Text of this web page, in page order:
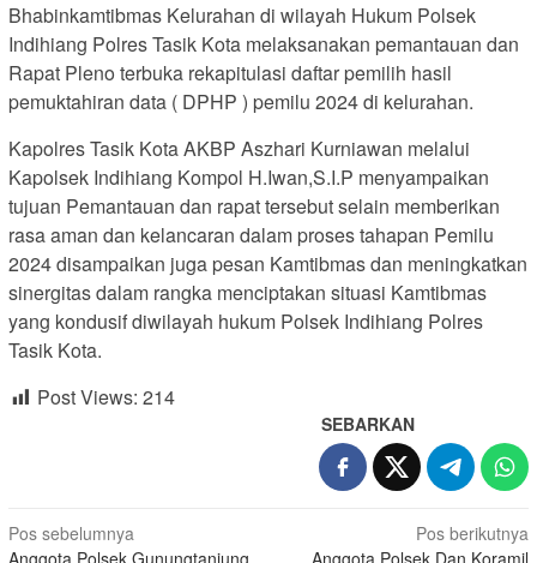
Bhabinkamtibmas Kelurahan di wilayah Hukum Polsek
Indihiang Polres Tasik Kota melaksanakan pemantauan dan
Rapat Pleno terbuka rekapitulasi daftar pemilih hasil
pemuktahiran data ( DPHP ) pemilu 2024 di kelurahan.
Kapolres Tasik Kota AKBP Aszhari Kurniawan melalui
Kapolsek Indihiang Kompol H.Iwan,S.I.P menyampaikan
tujuan Pemantauan dan rapat tersebut selain memberikan
rasa aman dan kelancaran dalam proses tahapan Pemilu
2024 disampaikan juga pesan Kamtibmas dan meningkatkan
sinergitas dalam rangka menciptakan situasi Kamtibmas
yang kondusif diwilayah hukum Polsek Indihiang Polres
Tasik Kota.
Post Views: 214
SEBARKAN
Navigasi
Pos sebelumnya
Pos berikutnya